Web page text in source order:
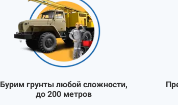
Бурим грунты любой сложности,
до 200 метров